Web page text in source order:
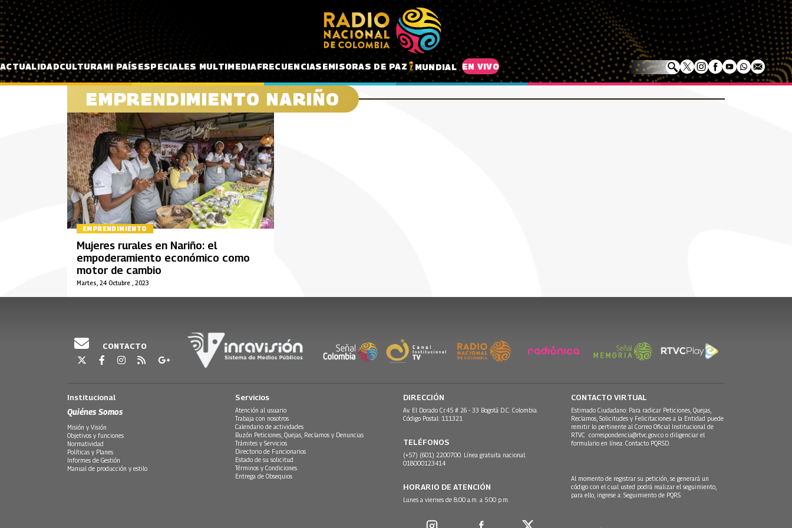
Pasar al contenido principal
ACTUALIDADCULTURAMI PAÍSESPECIALES MULTIMEDIAFRECUENCIASEMISORAS DE PAZ MUNDIAL EN VIVO
EMPRENDIMIENTO NARIÑO
EMPRENDIMIENTO
Martes, 24 Octubre , 2023
Mujeres rurales en Nariño: el
empoderamiento económico como
motor de cambio
CONTACTO
Institucional
Quiénes Somos
Misión y Visión
Objetivos y funciones
Normatividad
Políticas y Planes
Informes de Gestión
Manual de producción y estilo
Servicios
Atención al usuario
Trabaja con nosotros
Calendario de actividades
Buzón Peticiones, Quejas, Reclamos y Denuncias
Trámites y Servicios
Directorio de Funcionarios
Estado de su solicitud
Términos y Condiciones
Entrega de Obsequios
DIRECCIÓN
Av. El Dorado Cr.45 # 26 - 33 Bogotá D.C. Colombia.
Código Postal: 111321
TELÉFONOS
(+57) (601) 2200700. Línea gratuita nacional:
018000123414
HORARIO DE ATENCIÓN
Lunes a viernes de 8:00 a.m. a 5:00 p.m.
CONTACTO VIRTUAL
Estimado Ciudadano: Para radicar Peticiones, Quejas,
Reclamos, Solicitudes y Felicitaciones a la Entidad puede
remitir lo pertinente al Correo Oficial Institucional de
RTVC correspondencia@rtvc.gov.co o diligenciar el
formulario en línea: Contacto PQRSD.
Al momento de registrar su petición, se generará un
código con el cual usted podrá realizar el seguimiento,
para ello, ingrese a: Seguimiento de PQRS